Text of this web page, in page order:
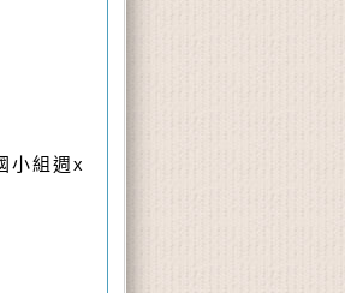
小組週x